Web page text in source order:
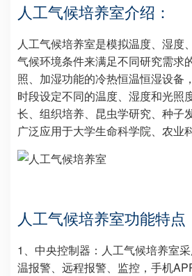
人工气候培养室介绍：
人工气候培养室是模拟温度、湿度
气候环境条件来满足不同研究需求
照、加湿功能的冷热恒温恒湿设备
时段设定不同的温度、湿度和光照
长、组织培养、昆虫学研究、种子
广泛应用于大学生命科学院、农业
人工气候培养室功能特点
1、中央控制器：人工气候培养室
温报警、远程报警、监控，手机